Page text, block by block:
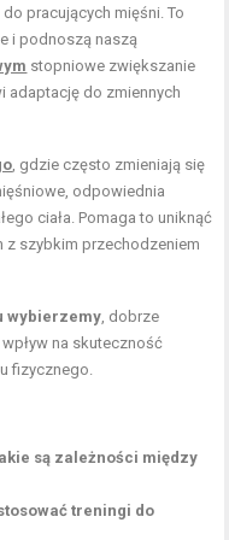
pracujących mięśni. To
i podnoszą naszą
stopniowe zwiększanie
adaptację do zmiennych
, gdzie często zmieniają się
odpowiednia
ciała. Pomaga to uniknąć
z szybkim przechodzeniem
wybierzemy , dobrze
na skuteczność
fizycznego.
są zależności między
treningi do